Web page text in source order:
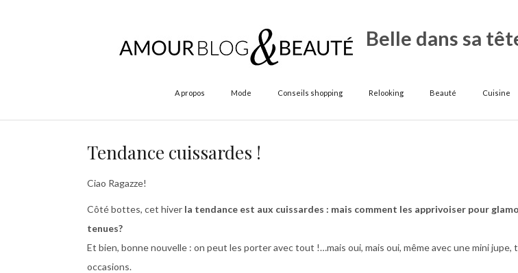
Belle dans sa
A propos Mode Conseils shopping Relooking Beauté Cuisine
Tendance cuissardes !
Ciao Ragazze!
Côté bottes, cet hiver la tendance est aux cuissardes : mais comment les apprivoiser pour
tenues?
Et bien, bonne nouvelle : on peut les porter avec tout !…mais oui, mais oui, même avec une mini jupe,
occasions.